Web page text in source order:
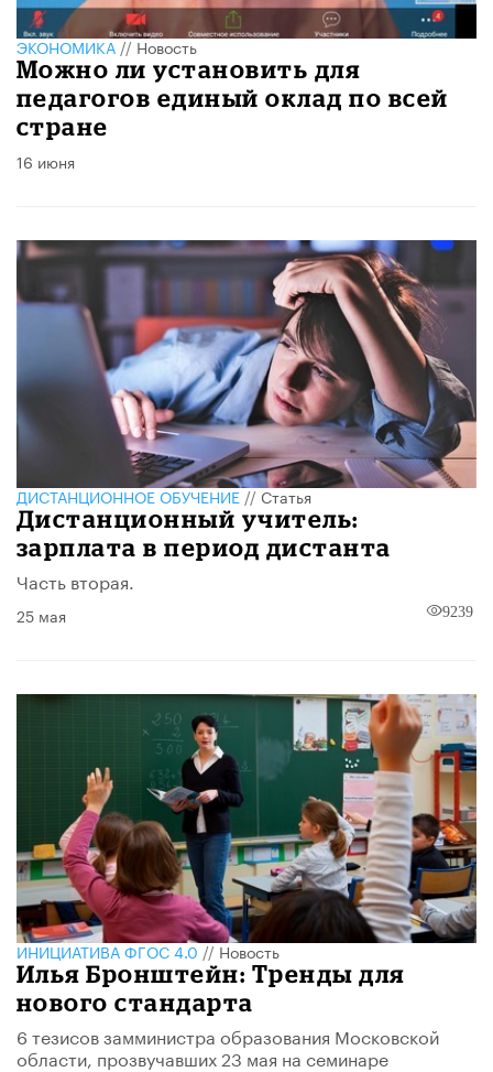
ЭКОНОМИКА//Новость
Можно ли установить для
педагогов единый оклад по всей
стране
16 июня
ДИСТАНЦИОННОЕ ОБУЧЕНИЕ//Статья
Дистанционный учитель:
зарплата в период дистанта
Часть вторая.
25 мая 9239
ИНИЦИАТИВА ФГОС 4.0//Новость
Илья Бронштейн: Тренды для
нового стандарта
6 тезисов замминистра образования Московской
области, прозвучавших 23 мая на семинаре